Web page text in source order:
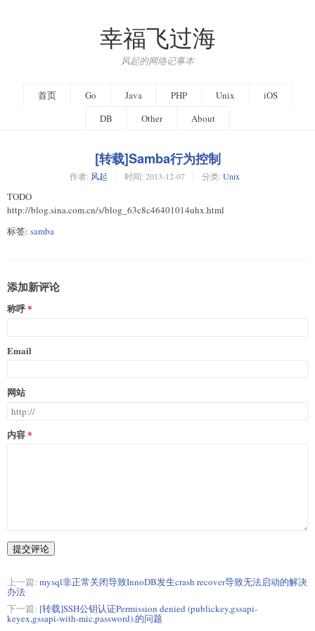
幸福飞过海
风起的网络记事本
首页 Go Java PHP Unix
iOS
DB
Other About
[转载]Samba行为控制
作者: 风起 时间: 2013-12-07 分类: Unix
TODO
http://blog.sina.com.cn/s/blog_63c8c46401014uhx.html
标签: samba
添加新评论
称呼
Email
网站
内容
提交评论
上一篇: mysql非正常关闭导致InnoDB发生crash recover导致无法启动的解决
办法
下一篇: [转载]SSH公钥认证Permission denied (publickey,gssapi-
keyex,gssapi-with-mic,password).的问题